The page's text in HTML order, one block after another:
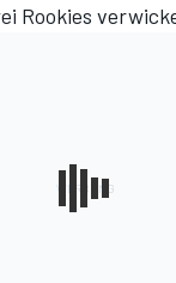
Rookies